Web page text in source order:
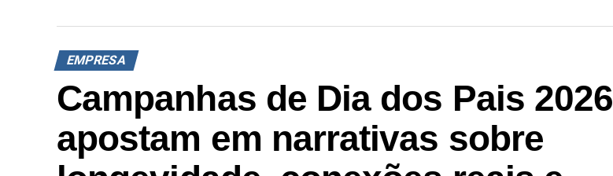
EMPRESA
Campanhas de Dia dos Pais 2026
apostam em narrativas sobre